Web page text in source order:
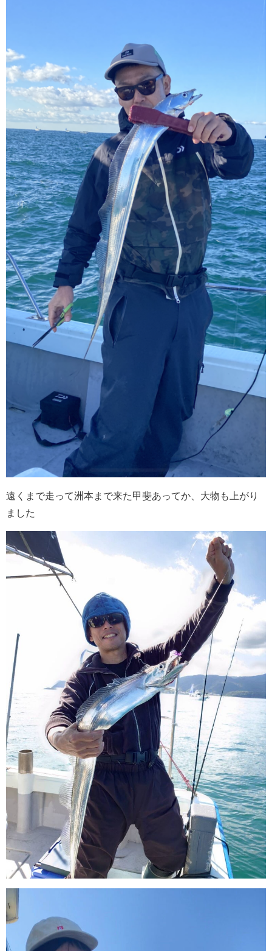
遠くまで走って洲本まで来た甲斐あってか、大物も上がり
ました